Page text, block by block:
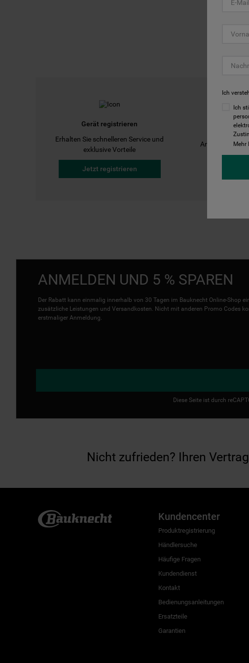
Gerät registrieren
Erhalten Sie schnelleren Service und
exklusive Vorteile
Jetzt registrieren
Anleitungen
ANMELDEN UND 5 % SPAREN
Der Rabatt kann einmalig innerhalb von 30 Tagen im Bauknecht Online-Shop
zusätzliche Leistungen und Versandkosten. Nicht mit anderen Promo Codes
erstmaliger Anmeldung.
Diese Seite ist durch
Nicht zufrieden? Ihren
Kundencenter
Produktregistrierung
Händlersuche
Häufige Fragen
Kundendienst
Kontakt
Bedienungsanleitungen
Ersatzteile
Garantien
Ich
Ich
Mehr